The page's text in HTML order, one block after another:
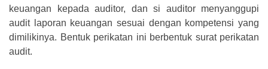
keuangan kepada auditor, dan si auditor menyanggupi
audit laporan keuangan sesuai dengan kompetensi yang
dimilikinya. Bentuk perikatan ini berbentuk surat perikatan
audit.